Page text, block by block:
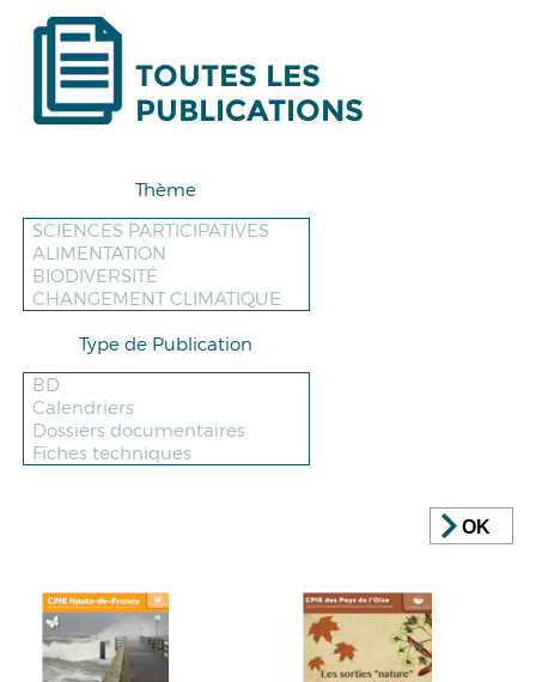
TOUTES LES
PUBLICATIONS
Thème
Type de Publication
OK